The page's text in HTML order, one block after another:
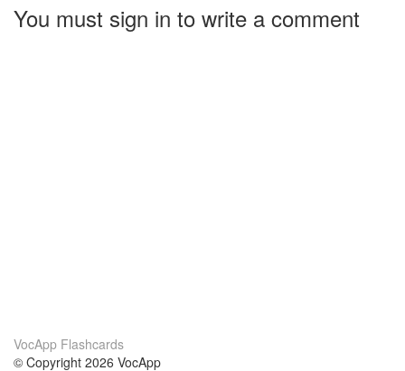
You must sign in to write a comment
VocApp Flashcards
© Copyright 2026 VocApp